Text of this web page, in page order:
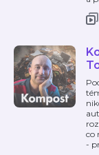
co
-